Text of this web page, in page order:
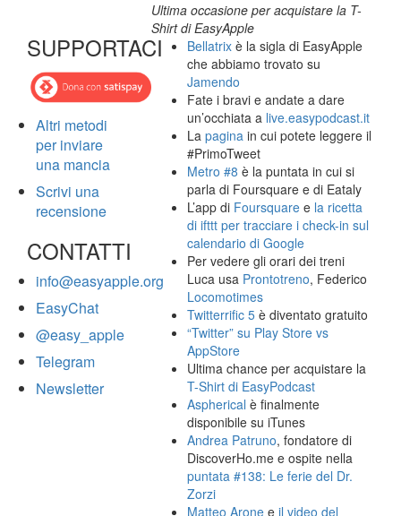
SUPPORTACI
Altri metodi
per inviare
una mancia
Scrivi una
recensione
CONTATTI
info@easyapple.org
EasyChat
@easy_apple
Telegram
Newsletter
Ultima occasione per acquistare la T-
Shirt di EasyApple
Bellatrix è la sigla di EasyApple
che abbiamo trovato su
Jamendo
Fate i bravi e andate a dare
un’occhiata a live.easypodcast.it
Lapagina in cui potete leggere il
#PrimoTweet
Metro #8 è la puntata in cui si
parla di Foursquare e di Eataly
L’app di Foursquare e la ricetta
di ifttt per tracciare i check-in sul
calendario di Google
Per vedere gli orari dei treni
Luca usa Prontotreno, Federico
Locomotimes
Twitterrific 5 è diventato gratuito
“Twitter” su Play Store vs
AppStore
Ultima chance per acquistare la
T-Shirt di EasyPodcast
Aspherical è finalmente
disponibile su iTunes
Andrea Patruno, fondatore di
DiscoverHo.me e ospite nella
puntata #138: Le ferie del Dr.
Zorzi
Matteo Arone eil video del